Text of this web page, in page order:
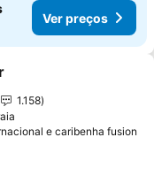
Ver preços
aos favoritos
1.158
e caribenha fusion